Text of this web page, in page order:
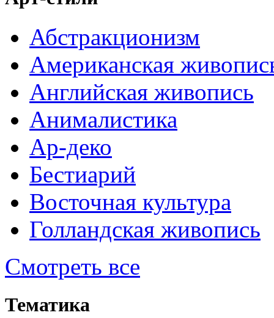
Абстракционизм
Американская
Английская живопись
Анималистика
Ар-деко
Бестиарий
Восточная культура
Голландская живопись
Смотреть все
Тематика